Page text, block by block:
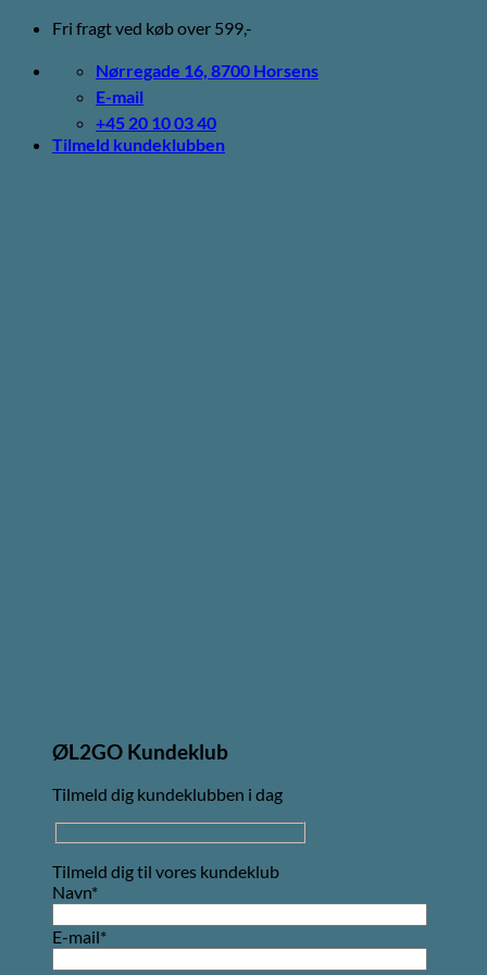
Fortsæt
indhold
Fri fragt ved køb over 599,-
Nørregade 16, 8700 Horsens
E-mail
+45 20 10 03 40
Tilmeld kundeklubben
ØL2GO Kundeklub
Tilmeld dig kundeklubben i dag
Tilmeld dig til vores kundeklub
Navn*
E-mail*